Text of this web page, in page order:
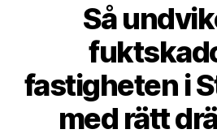
Så
fastigheten i
med rätt